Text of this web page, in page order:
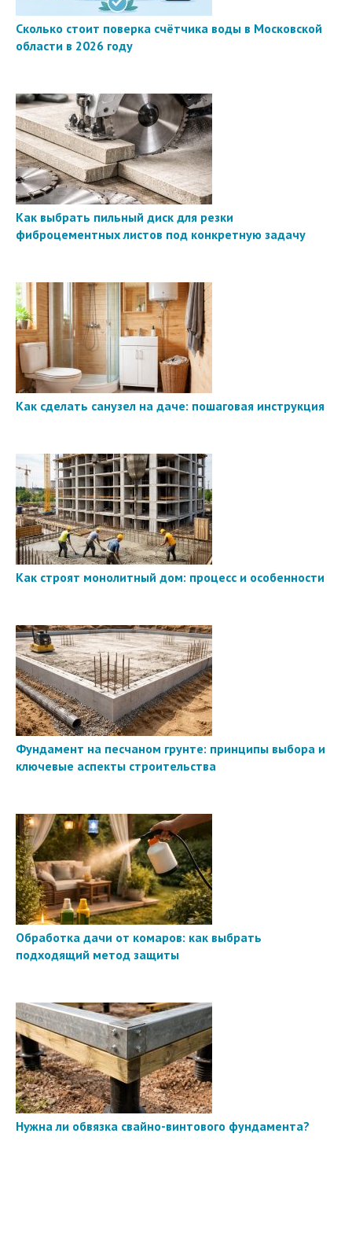
Сколько стоит поверка счётчика воды в Московской
области в 2026 году
Как выбрать пильный диск для резки
фиброцементных листов под конкретную задачу
Как сделать санузел на даче: пошаговая инструкция
Как строят монолитный дом: процесс и особенности
Фундамент на песчаном грунте: принципы выбора и
ключевые аспекты строительства
Обработка дачи от комаров: как выбрать
подходящий метод защиты
Нужна ли обвязка свайно-винтового фундамента?